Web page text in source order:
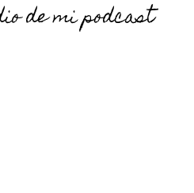
de mi podcast